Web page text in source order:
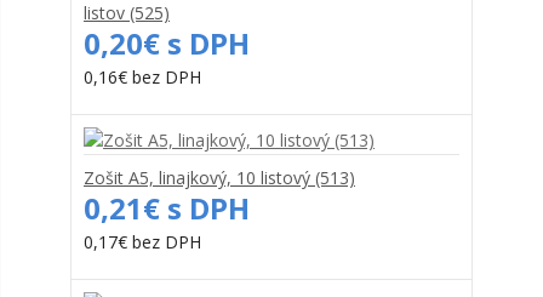
listov (525)
0,20€ s DPH
0,16€ bez DPH
Zošit A5, linajkový, 10 listový (513)
0,21€ s DPH
0,17€ bez DPH